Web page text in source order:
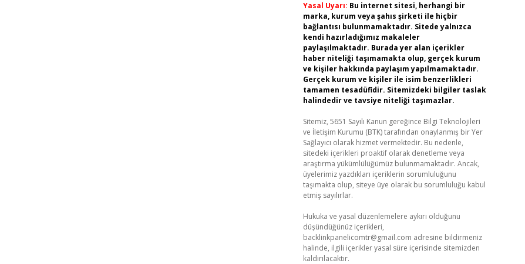
Yasal Uyarı: Bu internet sitesi, herhangi bir
marka, kurum veya şahıs şirketi ile hiçbir
bağlantısı bulunmamaktadır. Sitede yalnızca
kendi hazırladığımız makaleler
paylaşılmaktadır. Burada yer alan içerikler
haber niteliği taşımamakta olup, gerçek kurum
ve kişiler hakkında paylaşım yapılmamaktadır.
Gerçek kurum ve kişiler ile isim benzerlikleri
tamamen tesadüfidir. Sitemizdeki bilgiler taslak
halindedir ve tavsiye niteliği taşımazlar.
Sitemiz, 5651 Sayılı Kanun gereğince Bilgi Teknolojileri
ve İletişim Kurumu (BTK) tarafından onaylanmış bir Yer
Sağlayıcı olarak hizmet vermektedir. Bu nedenle,
sitedeki içerikleri proaktif olarak denetleme veya
araştırma yükümlülüğümüz bulunmamaktadır. Ancak,
üyelerimiz yazdıkları içeriklerin sorumluluğunu
taşımakta olup, siteye üye olarak bu sorumluluğu kabul
etmiş sayılırlar.
Hukuka ve yasal düzenlemelere aykırı olduğunu
düşündüğünüz içerikleri,
backlinkpanelicomtr@gmail.com adresine bildirmeniz
halinde, ilgili içerikler yasal süre içerisinde sitemizden
kaldırılacaktır.